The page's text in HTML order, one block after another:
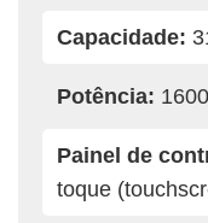
Capacidade:
Potência:
Painel de
toque